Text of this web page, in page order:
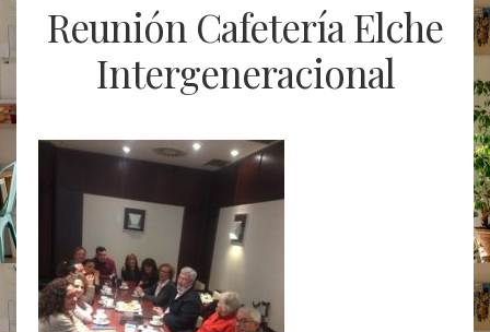
Reunión Cafetería Elche
Intergeneracional